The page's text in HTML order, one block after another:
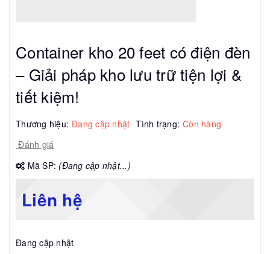
Container kho 20 feet có điện đèn
– Giải pháp kho lưu trữ tiện lợi &
tiết kiệm!
Thương hiệu: Đang cập nhật Tình trạng: Còn hàng
Đánh giá
Mã SP: (Đang cập nhật...)
Liên hệ
Đang cập nhật